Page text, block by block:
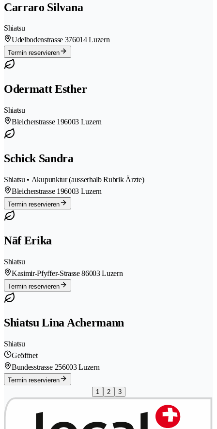
Carraro Silvana
Shiatsu
Udelbodenstrasse 376014 Luzern
Termin reservieren
Odermatt Esther
Shiatsu
Bleicherstrasse 196003 Luzern
Schick Sandra
Shiatsu • Akupunktur (ausserhalb Rubrik Ärzte)
Bleicherstrasse 196003 Luzern
Termin reservieren
Näf Erika
Shiatsu
Kasimir-Pfyffer-Strasse 86003 Luzern
Termin reservieren
Shiatsu Lina Achermann
Shiatsu
Geöffnet
Bundesstrasse 256003 Luzern
Termin reservieren
1
2 3